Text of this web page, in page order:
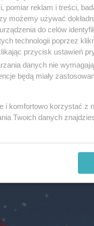
i chętnie
na intensywną
kolejny zaszaleć ze
aczkolwiek równie
gdzie
Artystka już wcześniej
w
reklam i treści,
możemy używać
do celów
technologii poprzez
przycisk ustawień
danych nie
będą miały
i komfortowo korzystać z
Twoich danych